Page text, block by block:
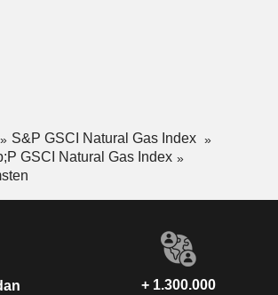
S&P GSCI Natural Gas Index
GSCI Natural Gas Index
+ 1.300.000